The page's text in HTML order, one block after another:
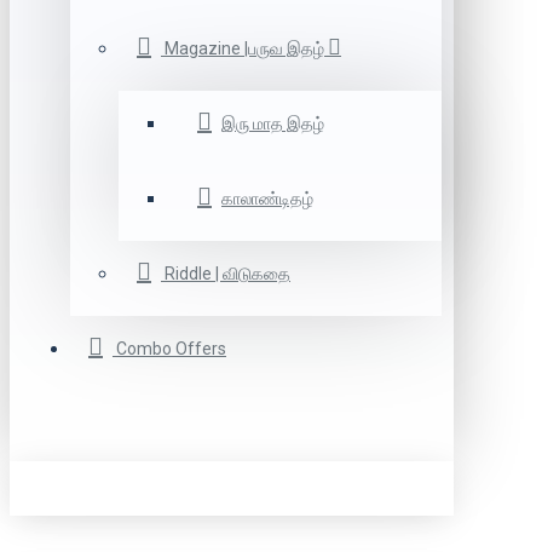
Magazine |பருவ இதழ்
இரு மாத இதழ்
காலாண்டிதழ்
Riddle | விடுகதை
Combo Offers